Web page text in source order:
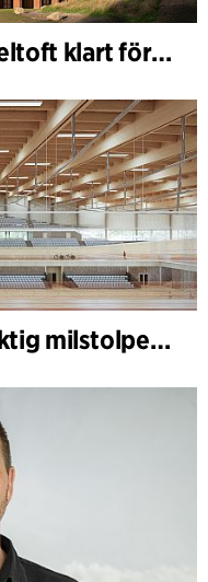
Campus BØGEHØJ i Ebeltoft klart för invigning: Unik träbyggnad färdigställd
Aarhus-Hallen når en viktig milstolpe i den pågående skissprocessen